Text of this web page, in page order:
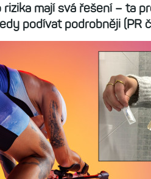
mají svá řešení – ta
podívat podrobněji (PR